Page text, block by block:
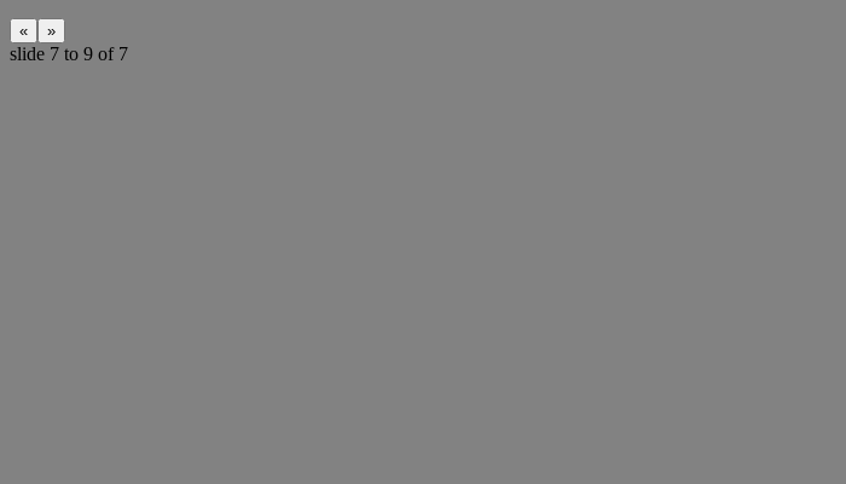
« »
slide 7 to 9 of 7